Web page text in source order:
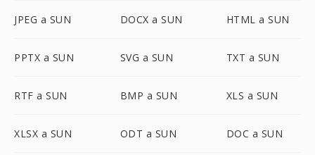
JPEG a SUN DOCX a SUN HTML a SUN
PPTX a SUN SVG a SUN TXT a SUN
RTF a SUN BMP a SUN XLS a SUN
XLSX a SUN ODT a SUN DOC a SUN